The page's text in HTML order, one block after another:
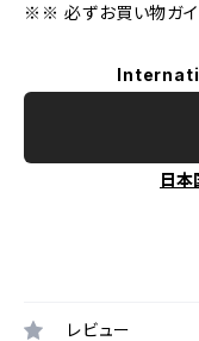
※※ 必ずお買い物ガイ
日本
レビュー